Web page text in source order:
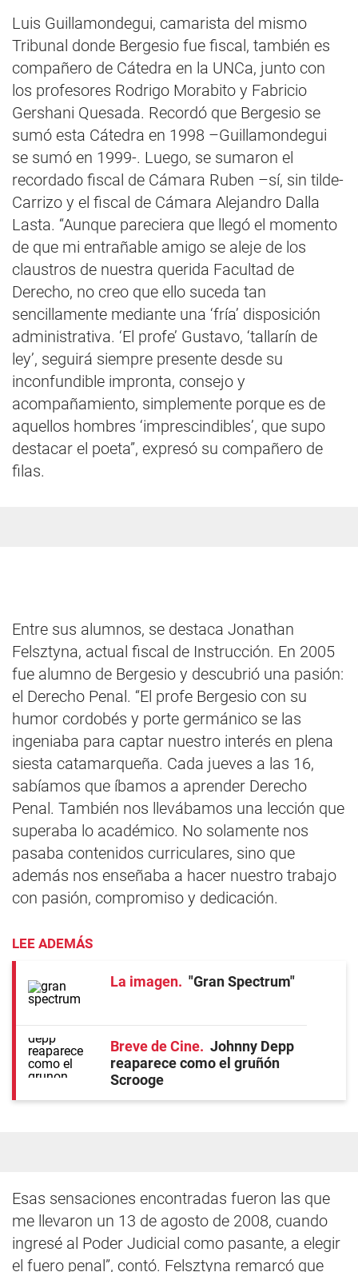
Luis Guillamondegui, camarista del mismo
Tribunal donde Bergesio fue fiscal, también es
compañero de Cátedra en la UNCa, junto con
los profesores Rodrigo Morabito y Fabricio
Gershani Quesada. Recordó que Bergesio se
sumó esta Cátedra en 1998 –Guillamondegui
se sumó en 1999-. Luego, se sumaron el
recordado fiscal de Cámara Ruben –sí, sin tilde-
Carrizo y el fiscal de Cámara Alejandro Dalla
Lasta. “Aunque pareciera que llegó el momento
de que mi entrañable amigo se aleje de los
claustros de nuestra querida Facultad de
Derecho, no creo que ello suceda tan
sencillamente mediante una ‘fría’ disposición
administrativa. ‘El profe’ Gustavo, ‘tallarín de
ley’, seguirá siempre presente desde su
inconfundible impronta, consejo y
acompañamiento, simplemente porque es de
aquellos hombres ‘imprescindibles’, que supo
destacar el poeta”, expresó su compañero de
filas.
Entre sus alumnos, se destaca Jonathan
Felsztyna, actual fiscal de Instrucción. En 2005
fue alumno de Bergesio y descubrió una pasión:
el Derecho Penal. “El profe Bergesio con su
humor cordobés y porte germánico se las
ingeniaba para captar nuestro interés en plena
siesta catamarqueña. Cada jueves a las 16,
sabíamos que íbamos a aprender Derecho
Penal. También nos llevábamos una lección que
superaba lo académico. No solamente nos
pasaba contenidos curriculares, sino que
además nos enseñaba a hacer nuestro trabajo
con pasión, compromiso y dedicación.
LEE ADEMÁS
La imagen "Gran Spectrum"
Breve de Cine
Johnny Depp
reaparece como el gruñón
Scrooge
Esas sensaciones encontradas fueron las que
me llevaron un 13 de agosto de 2008, cuando
ingresé al Poder Judicial como pasante, a elegir
el fuero penal”, contó. Felsztyna remarcó que